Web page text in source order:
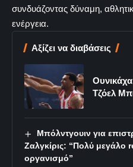
συνδυάζοντας δύναμη,
ενέργεια.
Αξίζει να διαβάσεις
Τζόελ
Μπόλντγουιν για
Ζαλγκίρις: “Πολύ μεγάλο
οργανισμό”